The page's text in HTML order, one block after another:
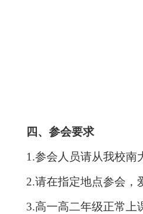
四、参会要求
1.参会人员请从我校南
2.请在指定地点参会，
3.高一高二年级正常上